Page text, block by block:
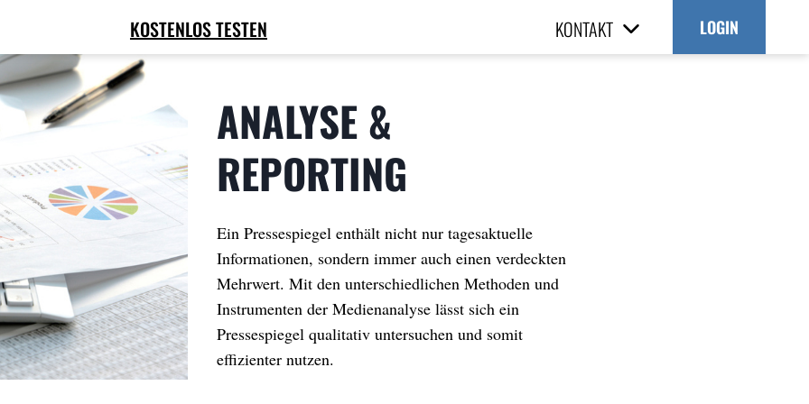
KOSTENLOS TESTEN KONTAKT LOGIN
ANALYSE &
REPORTING
Ein Pressespiegel enthält nicht nur tagesaktuelle
Informationen, sondern immer auch einen verdeckten
Mehrwert. Mit den unterschiedlichen Methoden und
Instrumenten der Medienanalyse lässt sich ein
Pressespiegel qualitativ untersuchen und somit
effizienter nutzen.